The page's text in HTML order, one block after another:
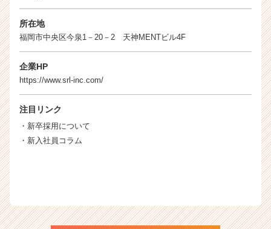
所在地
福岡市中央区今泉1－20－2 天神MENTビル4F
企業HP
https://www.srl-inc.com/
注目リンク
・ 新卒採用について
・ 新入社員コラム